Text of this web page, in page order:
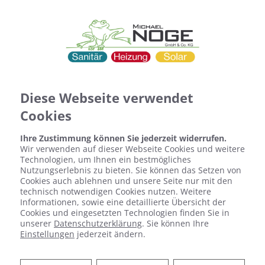
Sanitärplanung und -
Diese Webseite verwendet
Cookies
Ihre Zustimmung können Sie jederzeit widerrufen.
Wir verwenden auf dieser Webseite Cookies und weitere
Technologien, um Ihnen ein bestmögliches
Nutzungserlebnis zu bieten. Sie können das Setzen von
Cookies auch ablehnen und unsere Seite nur mit den
technisch notwendigen Cookies nutzen. Weitere
Informationen, sowie eine detaillierte Übersicht der
Cookies und eingesetzten Technologien finden Sie in
unserer Datenschutzerklärung. Sie können Ihre
Einstellungen jederzeit ändern.